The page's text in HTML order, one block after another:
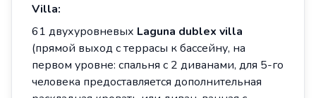
Villa:
61 двухуровневых Laguna dublex villa
(прямой выход с террасы к бассейну, на
первом уровне: спальня с 2 диванами, для 5-го
человека предоставляется дополнительная